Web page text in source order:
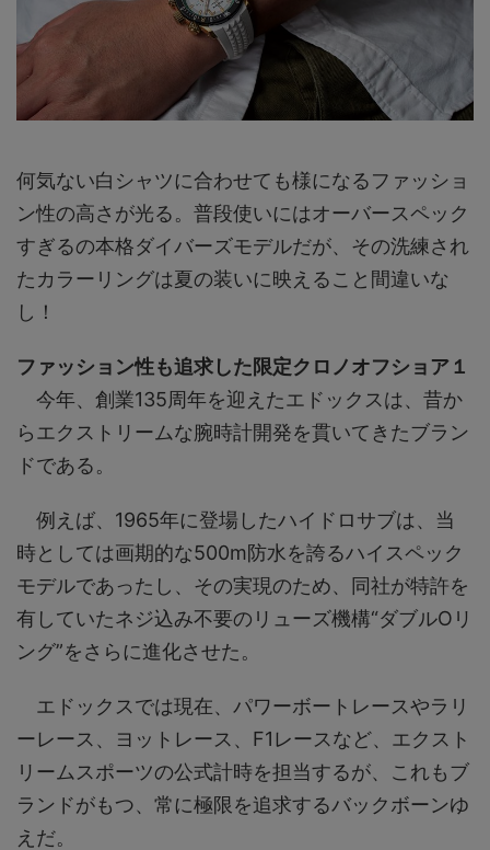
何気ない白シャツに合わせても様になるファッショ
ン性の高さが光る。普段使いにはオーバースペック
すぎるの本格ダイバーズモデルだが、その洗練され
たカラーリングは夏の装いに映えること間違いな
し！
ファッション性も追求した限定クロノオフショア１
今年、創業135周年を迎えたエドックスは、昔か
らエクストリームな腕時計開発を貫いてきたブラン
ドである。
例えば、1965年に登場したハイドロサブは、当
時としては画期的な500m防水を誇るハイスペック
モデルであったし、その実現のため、同社が特許を
有していたネジ込み不要のリューズ機構“ダブルOリ
ング”をさらに進化させた。
エドックスでは現在、パワーボートレースやラリ
ーレース、ヨットレース、F1レースなど、エクスト
リームスポーツの公式計時を担当するが、これもブ
ランドがもつ、常に極限を追求するバックボーンゆ
えだ。